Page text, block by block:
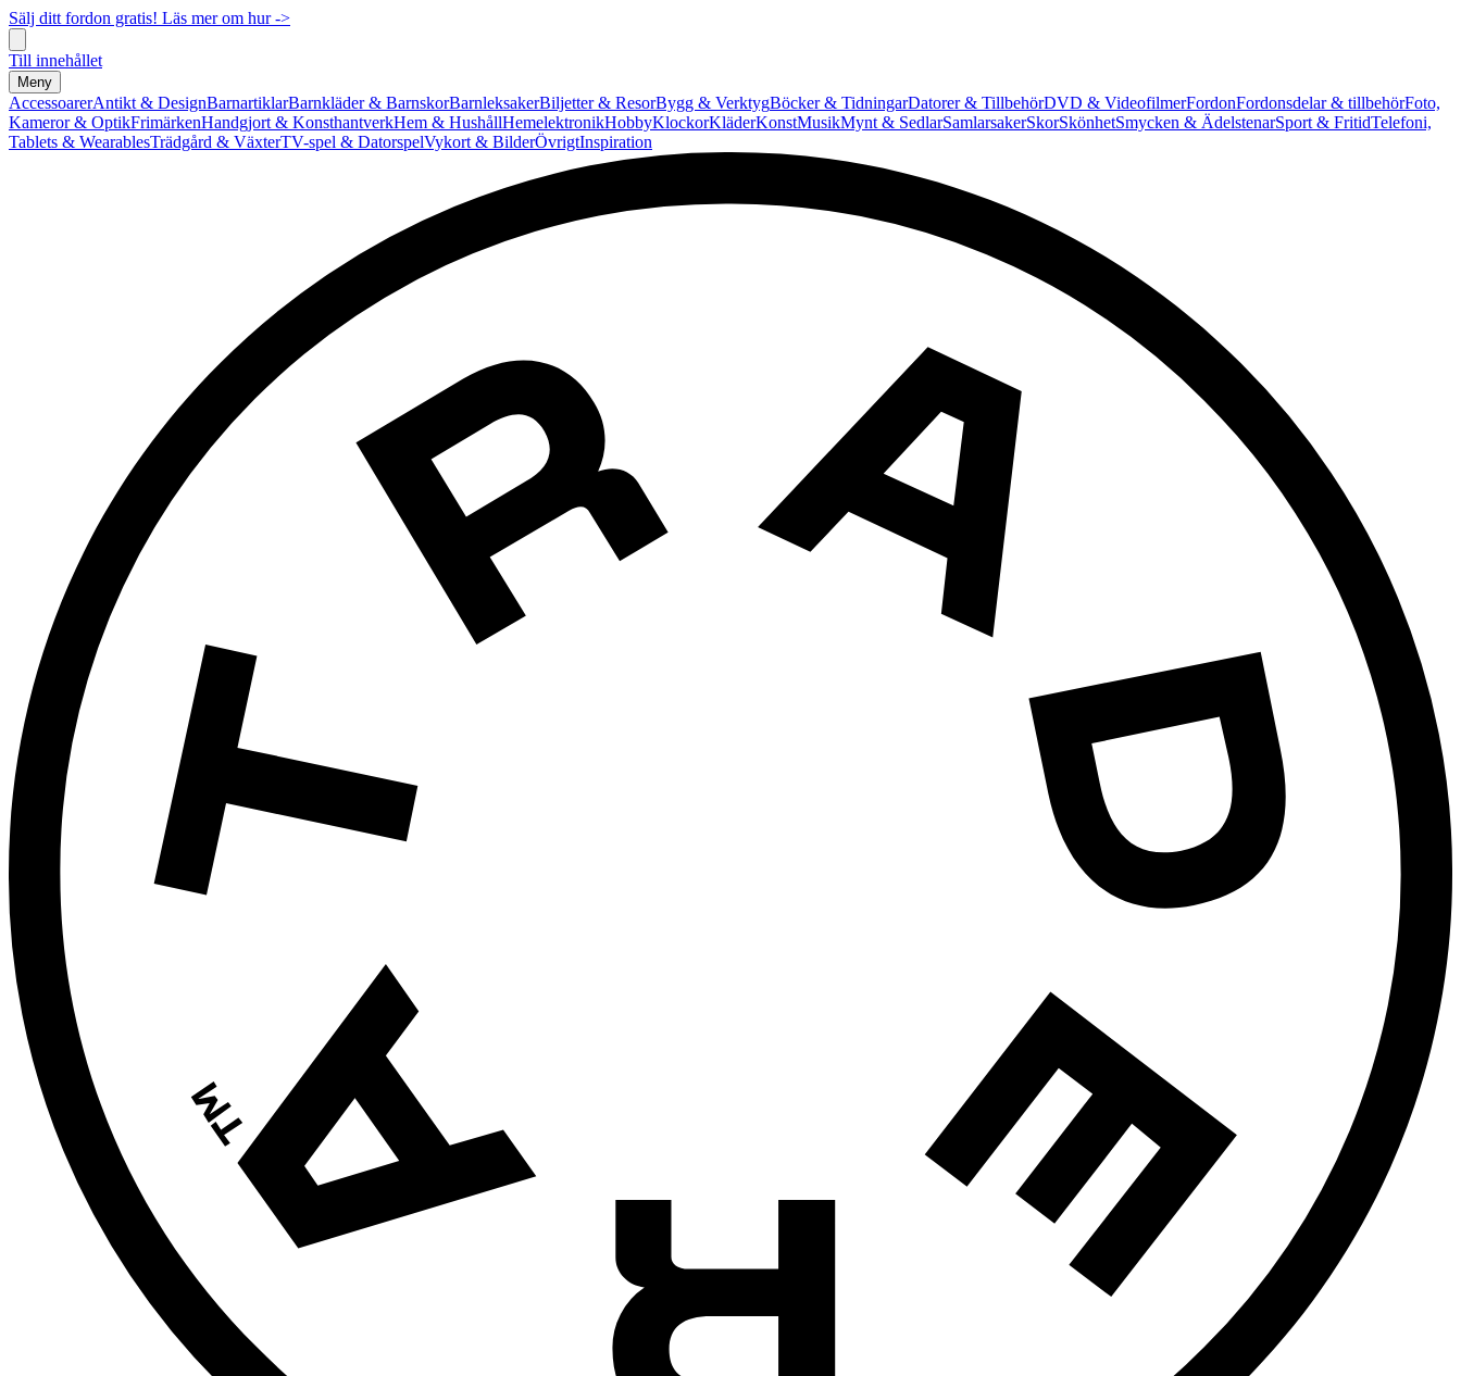
Sälj ditt fordon gratis! Läs mer om hur ->
Till innehållet
Meny
AccessoarerAntikt & DesignBarnartiklarBarnkläder & BarnskorBarnleksakerBiljetter & ResorBygg & VerktygBöcker & TidningarDatorer & TillbehörDVD & VideofilmerFordonFordonsdelar & tillbehörFoto,
Kameror & OptikFrimärkenHandgjort & KonsthantverkHem & HushållHemelektronikHobbyKlockorKläderKonstMusikMynt & SedlarSamlarsakerSkorSkönhetSmycken & ÄdelstenarSport & FritidTelefoni,
Tablets & WearablesTrädgård & VäxterTV-spel & DatorspelVykort & BilderÖvrigtInspiration